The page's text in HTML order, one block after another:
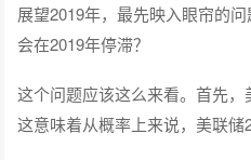
展望2019年，最先映入眼帘的
会在2019年停滞？
这个问题应该这么来看。首先，
这意味着从概率上来说，美联储